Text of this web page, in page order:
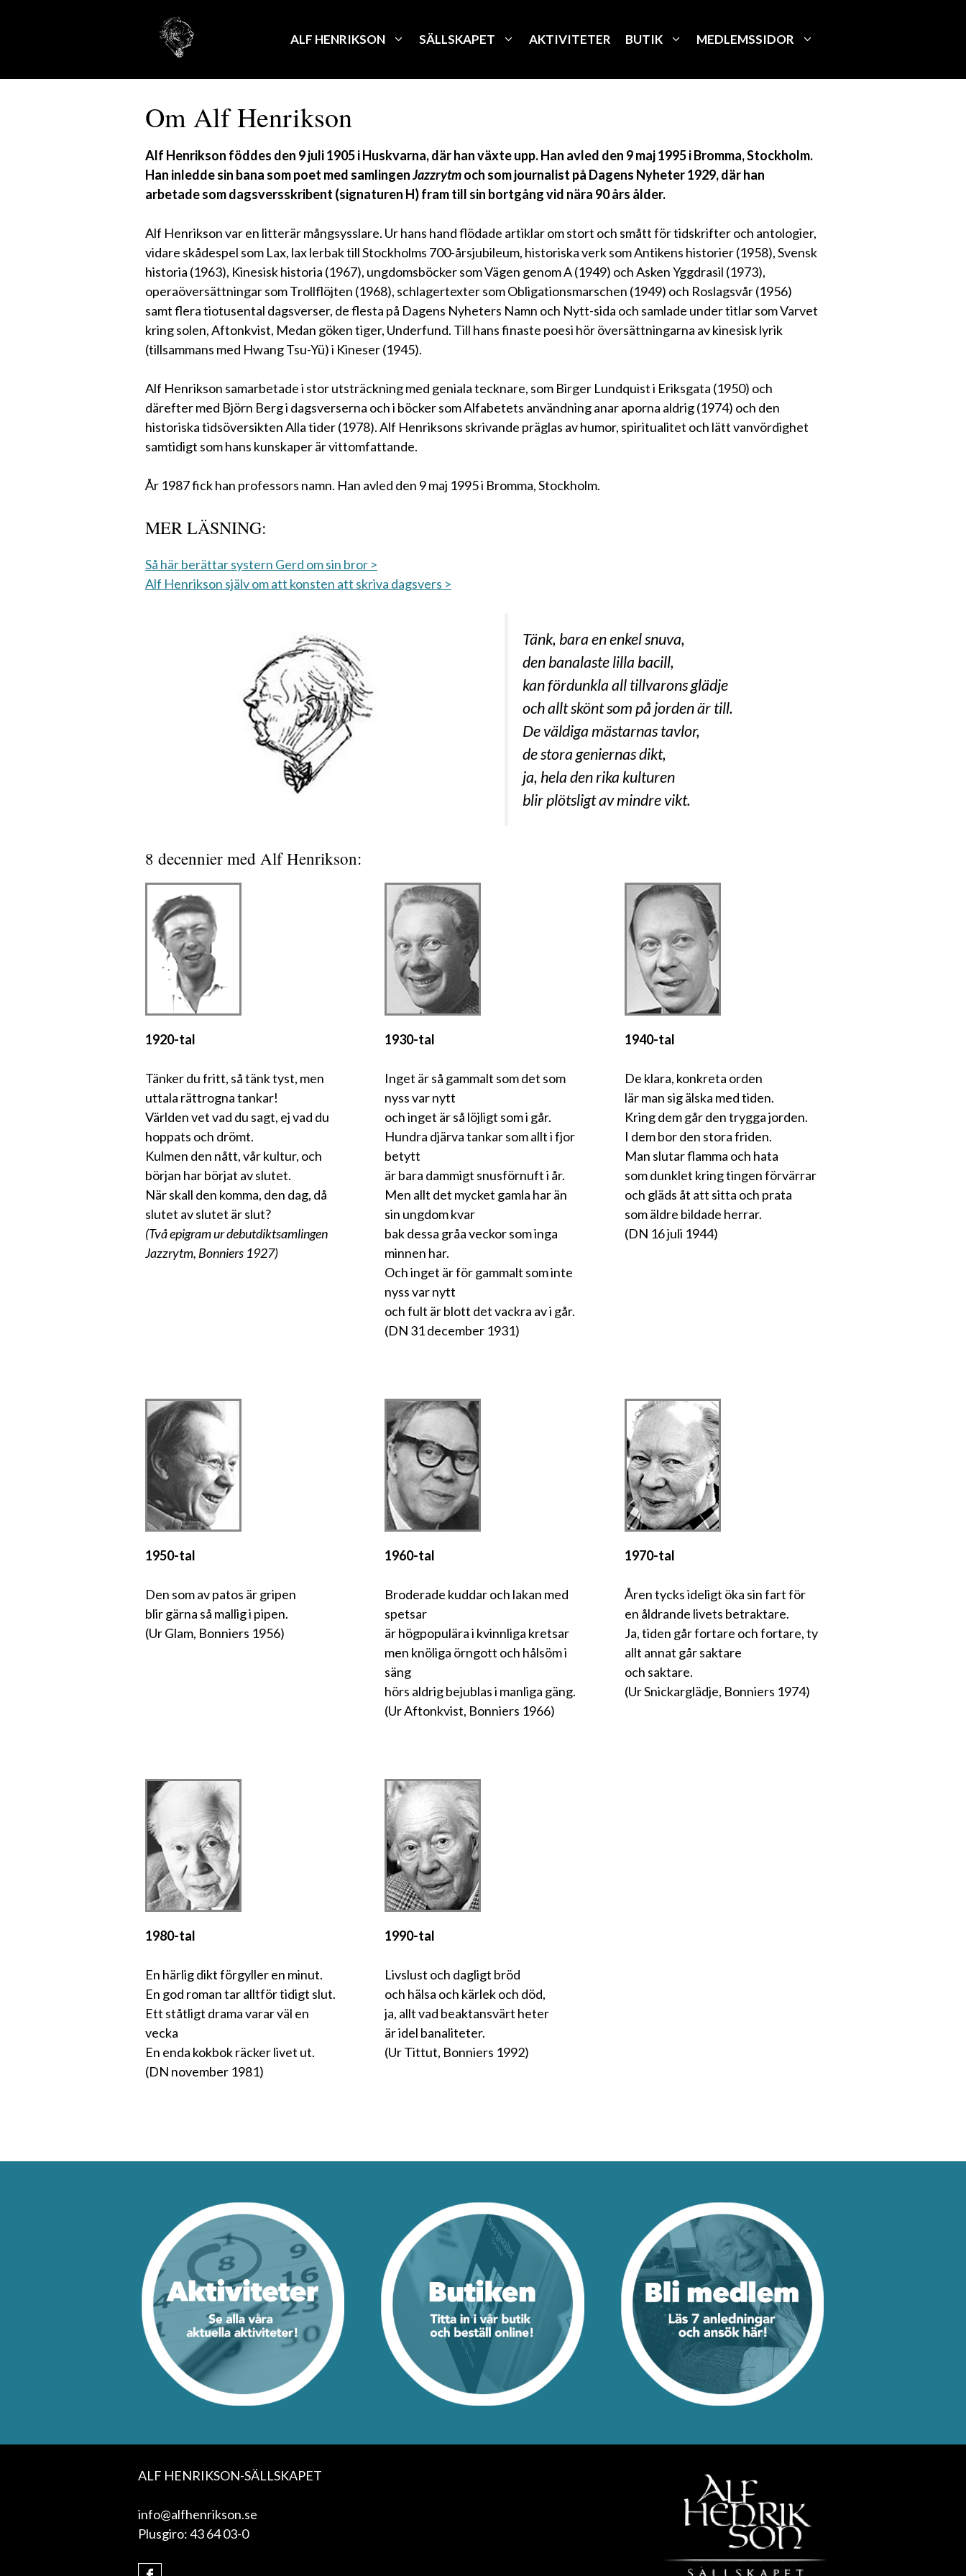
ALF HENRIKSON SÄLLSKAPET AKTIVITETER BUTIK MEDLEMSSIDOR
Om Alf Henrikson
Alf Henrikson föddes den 9 juli 1905 i Huskvarna, där han växte upp. Han avled den 9 maj 1995 i Bromma, Stockholm.
Han inledde sin bana som poet med samlingenJazzrytmoch som journalist på Dagens Nyheter 1929, där han
arbetade som dagsversskribent (signaturen H) fram till sin bortgång vid nära 90 års ålder.
Alf Henrikson var en litterär mångsysslare. Ur hans hand flödade artiklar om stort och smått för tidskrifter och antologier,
vidare skådespel som Lax, lax lerbak till Stockholms 700-årsjubileum, historiska verk som Antikens historier (1958), Svensk
historia (1963), Kinesisk historia (1967), ungdomsböcker som Vägen genom A (1949) och Asken Yggdrasil (1973),
operaöversättningar som Trollflöjten (1968), schlagertexter som Obligationsmarschen (1949) och Roslagsvår (1956)
samt flera tiotusental dagsverser, de flesta på Dagens Nyheters Namn och Nytt-sida och samlade under titlar som Varvet
kring solen, Aftonkvist, Medan göken tiger, Underfund. Till hans finaste poesi hör översättningarna av kinesisk lyrik
(tillsammans med Hwang Tsu-Yü) i Kineser (1945).
Alf Henrikson samarbetade i stor utsträckning med geniala tecknare, som Birger Lundquist i Eriksgata (1950) och
därefter med Björn Berg i dagsverserna och i böcker som Alfabetets användning anar aporna aldrig (1974) och den
historiska tidsöversikten Alla tider (1978). Alf Henriksons skrivande präglas av humor, spiritualitet och lätt vanvördighet
samtidigt som hans kunskaper är vittomfattande.
År 1987 fick han professors namn. Han avled den 9 maj 1995 i Bromma, Stockholm.
MER LÄSNING:
Så här berättar systern Gerd om sin bror >
Alf Henrikson själv om att konsten att skriva dagsvers >
Tänk, bara en enkel snuva,
den banalaste lilla bacill,
kan fördunkla all tillvarons glädje
och allt skönt som på jorden är till.
De väldiga mästarnas tavlor,
de stora geniernas dikt,
ja, hela den rika kulturen
blir plötsligt av mindre vikt.
8 decennier med Alf Henrikson:
1920-tal
Tänker du fritt, så tänk tyst, men
uttala rättrogna tankar!
Världen vet vad du sagt, ej vad du
hoppats och drömt.
Kulmen den nått, vår kultur, och
början har börjat av slutet.
När skall den komma, den dag, då
slutet av slutet är slut?
(Två epigram ur debutdiktsamlingen
Jazzrytm, Bonniers 1927)
1930-tal
Inget är så gammalt som det som
nyss var nytt
och inget är så löjligt som i går.
Hundra djärva tankar som allt i fjor
betytt
är bara dammigt snusförnuft i år.
Men allt det mycket gamla har än
sin ungdom kvar
bak dessa gråa veckor som inga
minnen har.
Och inget är för gammalt som inte
nyss var nytt
och fult är blott det vackra av i går.
(DN 31 december 1931)
1940-tal
De klara, konkreta orden
lär man sig älska med tiden.
Kring dem går den trygga jorden.
I dem bor den stora friden.
Man slutar flamma och hata
som dunklet kring tingen förvärrar
och gläds åt att sitta och prata
som äldre bildade herrar.
(DN 16 juli 1944)
1950-tal
Den som av patos är gripen
blir gärna så mallig i pipen.
(Ur Glam, Bonniers 1956)
1960-tal
Broderade kuddar och lakan med
spetsar
är högpopulära i kvinnliga kretsar
men knöliga örngott och hålsöm i
säng
hörs aldrig bejublas i manliga gäng.
(Ur Aftonkvist, Bonniers 1966)
1970-tal
Åren tycks ideligt öka sin fart för
en åldrande livets betraktare.
Ja, tiden går fortare och fortare, ty
allt annat går saktare
och saktare.
(Ur Snickarglädje, Bonniers 1974)
1980-tal
En härlig dikt förgyller en minut.
En god roman tar alltför tidigt slut.
Ett ståtligt drama varar väl en
vecka
En enda kokbok räcker livet ut.
(DN november 1981)
1990-tal
Livslust och dagligt bröd
och hälsa och kärlek och död,
ja, allt vad beaktansvärt heter
är idel banaliteter.
(Ur Tittut, Bonniers 1992)
ALF HENRIKSON-SÄLLSKAPET
info@alfhenrikson.se
Plusgiro: 43 64 03-0